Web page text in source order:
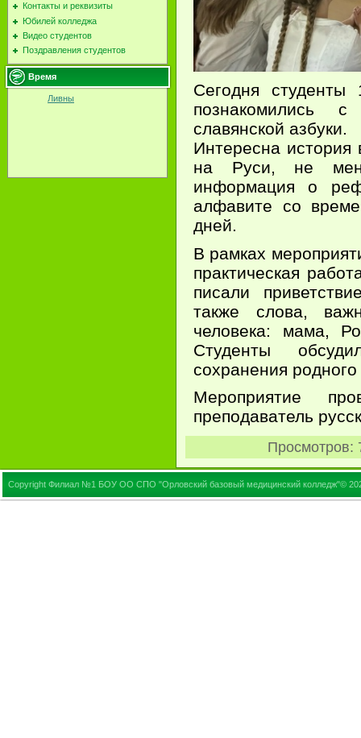
Контакты и реквизиты
Юбилей колледжа
Видео студентов
Поздравления студентов
Время
Ливны
Сегодня
познакомились с
славянской азбуки.
Интересна история
на Руси, не
информация о
алфавите со
дней.
В рамках
практическая
писали
также слова,
человека: мама,
Студенты
сохранения
Мероприятие
преподаватель
Просмотров:
Copyright Филиал №1 БОУ ОО СПО "Орловский базовый медицинский колледж"©